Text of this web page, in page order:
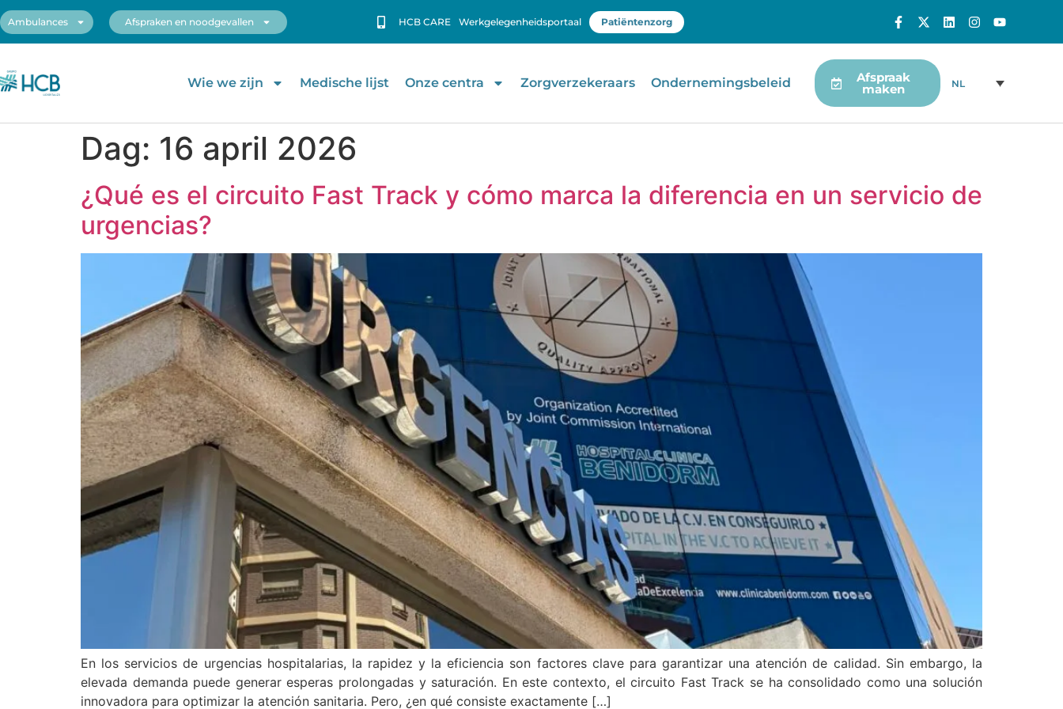
Ambulances Afspraken en noodgevallen HCB CARE Werkgelegenheidsportaal Patiëntenzorg
Wie we zijn Medische lijst Onze centra Zorgverzekeraars Ondernemingsbeleid Afspraak
maken NL
Dag: 16 april 2026
¿Qué es el circuito Fast Track y cómo marca la diferencia en un servicio de
urgencias?
En los servicios de urgencias hospitalarias, la rapidez y la eficiencia son factores clave para garantizar una atención de calidad. Sin embargo, la
elevada demanda puede generar esperas prolongadas y saturación. En este contexto, el circuito Fast Track se ha consolidado como una solución
innovadora para optimizar la atención sanitaria. Pero, ¿en qué consiste exactamente […]